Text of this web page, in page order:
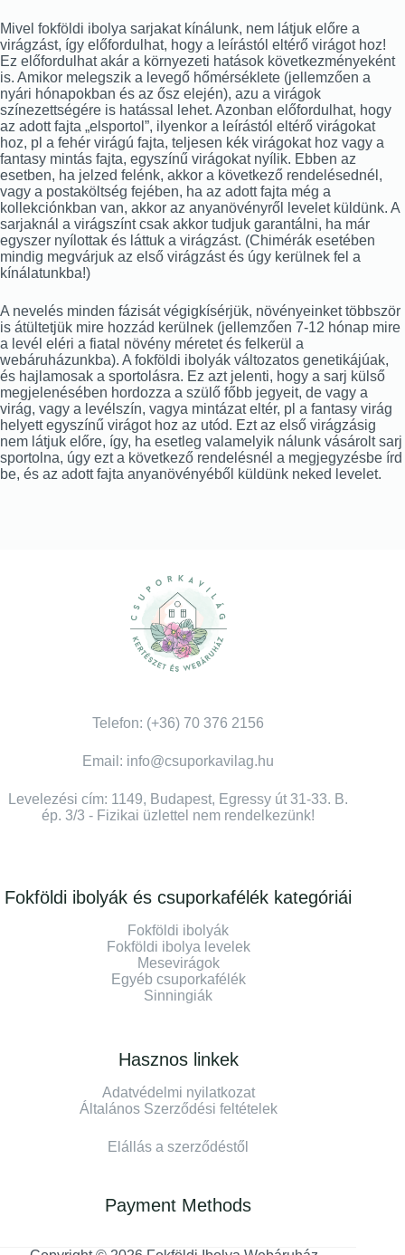
Mivel fokföldi ibolya sarjakat kínálunk, nem látjuk előre a
virágzást, így előfordulhat, hogy a leírástól eltérő virágot hoz!
Ez előfordulhat akár a környezeti hatások következményeként
is. Amikor melegszik a levegő hőmérséklete (jellemzően a
nyári hónapokban és az ősz elején), azu a virágok
színezettségére is hatással lehet. Azonban előfordulhat, hogy
az adott fajta „elsportol”, ilyenkor a leírástól eltérő virágokat
hoz, pl a fehér virágú fajta, teljesen kék virágokat hoz vagy a
fantasy mintás fajta, egyszínű virágokat nyílik. Ebben az
esetben, ha jelzed felénk, akkor a következő rendelésednél,
vagy a postaköltség fejében, ha az adott fajta még a
kollekciónkban van, akkor az anyanövényről levelet küldünk. A
sarjaknál a virágszínt csak akkor tudjuk garantálni, ha már
egyszer nyílottak és láttuk a virágzást. (Chimérák esetében
mindig megvárjuk az első virágzást és úgy kerülnek fel a
kínálatunkba!)
A nevelés minden fázisát végigkísérjük, növényeinket többször
is átültetjük mire hozzád kerülnek (jellemzően 7-12 hónap mire
a levél eléri a fiatal növény méretet és felkerül a
webáruházunkba). A fokföldi ibolyák változatos genetikájúak,
és hajlamosak a sportolásra. Ez azt jelenti, hogy a sarj külső
megjelenésében hordozza a szülő főbb jegyeit, de vagy a
virág, vagy a levélszín, vagya mintázat eltér, pl a fantasy virág
helyett egyszínű virágot hoz az utód. Ezt az első virágzásig
nem látjuk előre, így, ha esetleg valamelyik nálunk vásárolt sarj
sportolna, úgy ezt a következő rendelésnél a megjegyzésbe írd
be, és az adott fajta anyanövényéből küldünk neked levelet.
Telefon: (+36) 70 376 2156
Email: info@csuporkavilag.hu
Levelezési cím: 1149, Budapest, Egressy út 31-33. B.
ép. 3/3 - Fizikai üzlettel nem rendelkezünk!
Fokföldi ibolyák és csuporkafélék kategóriái
Fokföldi ibolyák
Fokföldi ibolya levelek
Mesevirágok
Egyéb csuporkafélék
Sinningiák
Hasznos linkek
Adatvédelmi nyilatkozat
Általános Szerződési feltételek
Elállás a szerződéstől
Payment Methods